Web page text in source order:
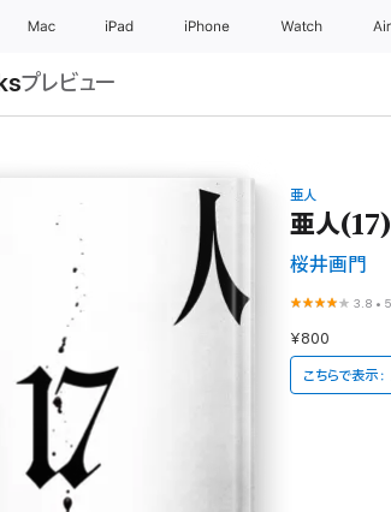
Mac iPad iPhone Watch
プレビュー
亜人
亜人(17)
桜井画門
3.8 •
¥800
こちらで表示：